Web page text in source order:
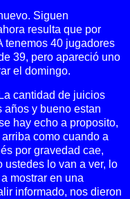
Siguen
resulta que por
tenemos 40 jugadores
39, pero apareció uno
el domingo.
cantidad de juicios
años y bueno estan
hay echo a proposito,
como cuando a
por gravedad cae,
ustedes lo van a ver, lo
mostrar en una
informado, nos dieron